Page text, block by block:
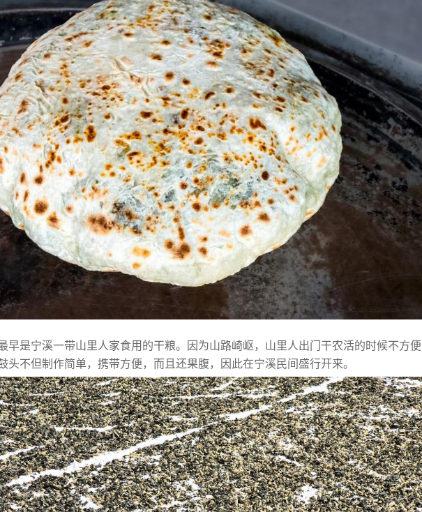
早是宁溪一带山里人家食用的干粮。因为山路崎岖，山里人出门干农活的时候不方便
头不但制作简单，携带方便，而且还果腹，因此在宁溪民间盛行开来。